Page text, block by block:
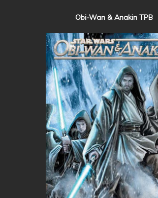
Obi-Wan & Anakin TPB